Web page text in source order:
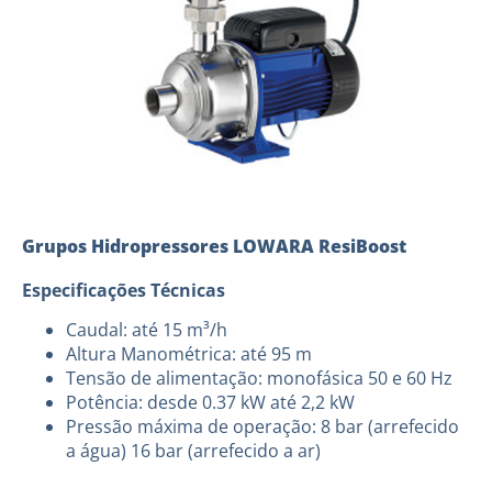
Grupos Hidropressores LOWARA ResiBoost
Especificações Técnicas
Caudal: até 15 m³/h
Altura Manométrica: até 95 m
Tensão de alimentação: monofásica 50 e 60 Hz
Potência: desde 0.37 kW até 2,2 kW
Pressão máxima de operação: 8 bar (arrefecido
a água) 16 bar (arrefecido a ar)